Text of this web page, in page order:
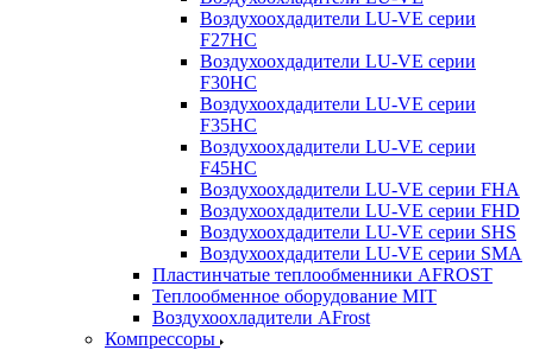
Воздухоохдадители LU-VE серии
F27HC
Воздухоохдадители LU-VE серии
F30HC
Воздухоохдадители LU-VE серии
F35HC
Воздухоохдадители LU-VE серии
F45HC
Воздухоохдадители LU-VE серии FHA
Воздухоохдадители LU-VE серии FHD
Воздухоохдадители LU-VE серии SHS
Воздухоохдадители LU-VE серии SMA
Пластинчатые теплообменники AFROST
Теплообменное оборудование MIT
Воздухоохладители AFrost
Компрессоры